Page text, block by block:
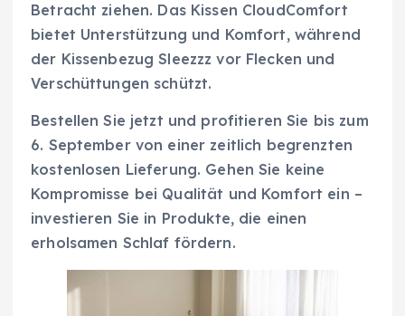
Betracht ziehen. Das Kissen CloudComfort
bietet Unterstützung und Komfort, während
der Kissenbezug Sleezzz vor Flecken und
Verschüttungen schützt.
Bestellen Sie jetzt und profitieren Sie bis zum
6. September von einer zeitlich begrenzten
kostenlosen Lieferung. Gehen Sie keine
Kompromisse bei Qualität und Komfort ein –
investieren Sie in Produkte, die einen
erholsamen Schlaf fördern.